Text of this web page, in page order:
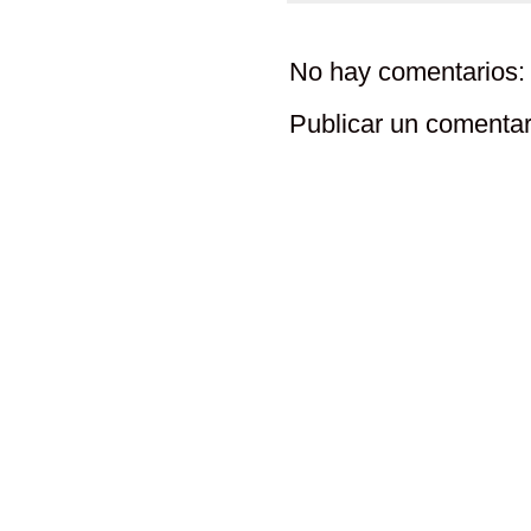
No hay comentarios:
Publicar un